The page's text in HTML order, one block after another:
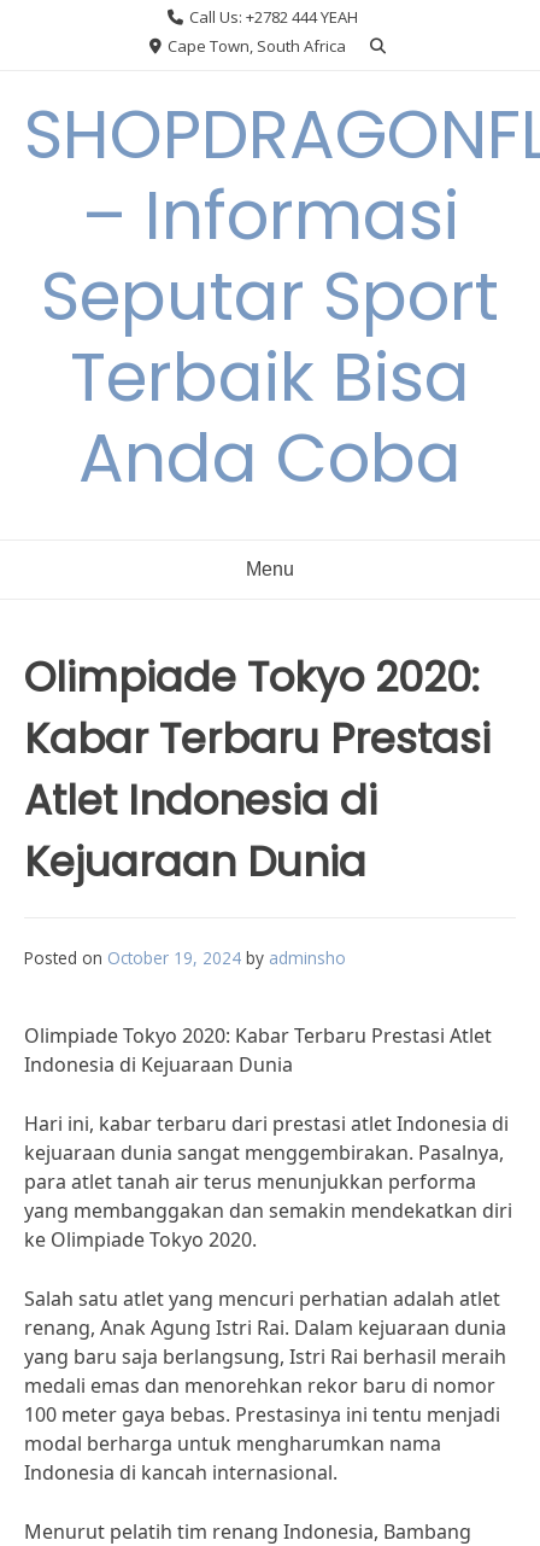
Call Us: +2782 444 YEAH
Cape Town, South Africa
– Informasi
Seputar Sport
Terbaik Bisa
Anda Coba
Menu
Olimpiade Tokyo 2020:
Kabar Terbaru Prestasi
Atlet Indonesia di
Kejuaraan Dunia
Posted on October 19, 2024 by adminsho
Olimpiade Tokyo 2020: Kabar Terbaru Prestasi Atlet
Indonesia di Kejuaraan Dunia
Hari ini, kabar terbaru dari prestasi atlet Indonesia di
kejuaraan dunia sangat menggembirakan. Pasalnya,
para atlet tanah air terus menunjukkan performa
yang membanggakan dan semakin mendekatkan diri
ke Olimpiade Tokyo 2020.
Salah satu atlet yang mencuri perhatian adalah atlet
renang, Anak Agung Istri Rai. Dalam kejuaraan dunia
yang baru saja berlangsung, Istri Rai berhasil meraih
medali emas dan menorehkan rekor baru di nomor
100 meter gaya bebas. Prestasinya ini tentu menjadi
modal berharga untuk mengharumkan nama
Indonesia di kancah internasional.
Menurut pelatih tim renang Indonesia, Bambang